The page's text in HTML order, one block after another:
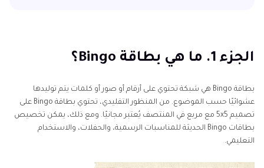
الجزء 2. 7 من أفضل مولدات بطاقات Bingo الموصى بها
الجزء 1. ما هي بطاقة Bingo؟
بطاقة Bingo هي شبكة تحتوي على أرقام أو صور أو كلمات يتم توليدها
عشوائيًا حسب الموضوع. من المنظور التقليدي، تحتوي بطاقة Bingo على
تصميم 5x5 مع مربع في المنتصف يُعتبر مجانيًا. ومع ذلك، يمكن تخصيص
بطاقات Bingo الحديثة للمناسبات الرسمية، والحفلات، والاستخدام
التعليمي.